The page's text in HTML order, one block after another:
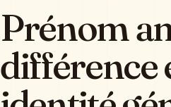
Prénom
différence